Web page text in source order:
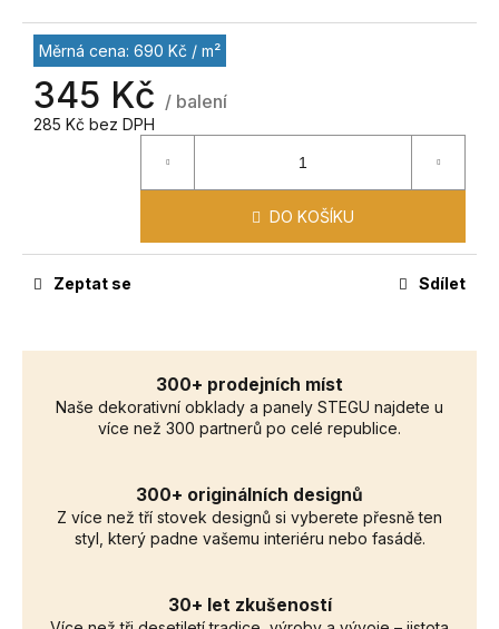
Měrná cena: 690 Kč / m²
345 Kč / balení
285 Kč bez DPH
DO KOŠÍKU
Zeptat se Sdílet
300+ prodejních míst
Naše dekorativní obklady a panely STEGU najdete u
více než 300 partnerů po celé republice.
300+ originálních designů
Z více než tří stovek designů si vyberete přesně ten
styl, který padne vašemu interiéru nebo fasádě.
30+ let zkušeností
e
m
e